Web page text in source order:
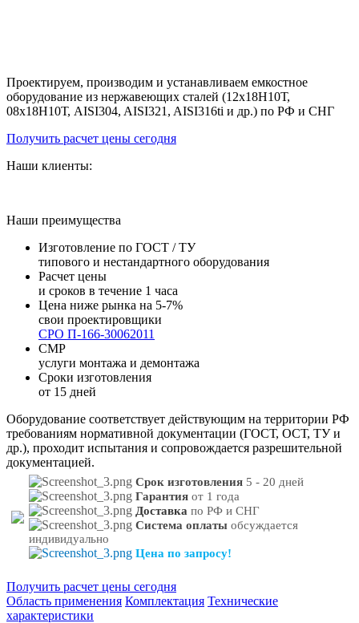
Проектируем, производим и устанавливаем емкостное
оборудование из нержавеющих сталей (12х18Н10Т,
08х18Н10Т, AISI304, AISI321, AISI316ti и др.) по РФ и СНГ
Получить расчет цены сегодня
Наши клиенты:
Наши преимущества
Изготовление по ГОСТ / ТУ
типового и нестандартного оборудования
Расчет цены
и сроков в течение 1 часа
Цена ниже рынка на 5-7%
свои проектировщики
СРО П-166-30062011
СМР
услуги монтажа и демонтажа
Сроки изготовления
от 15 дней
Оборудование соответствует действующим на территории РФ
требованиям нормативной документации (ГОСТ, ОСТ, ТУ и
др.), проходит испытания и сопровождается разрешительной
документацией.
Срок изготовления 5 - 20 дней
Гарантия от 1 года
Доставка по РФ и СНГ
Система оплаты обсуждается
индивидуально
Цена по запросу!
Получить расчет цены сегодня
Область применения Комплектация Технические
характеристики